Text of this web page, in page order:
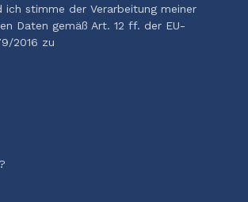
ich stimme der Verarbeitung meiner
Daten gemäß Art. 12 ff. der EU-
2016 zu